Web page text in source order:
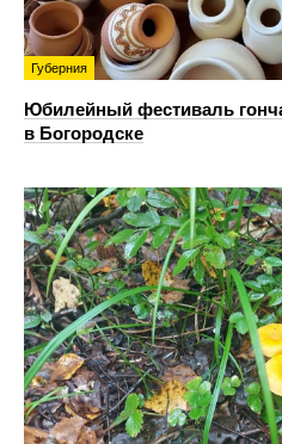
Губерния
Юбилейный фестиваль
в Богородске